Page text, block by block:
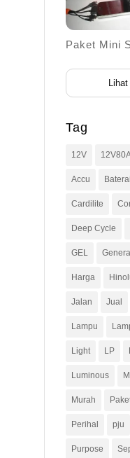
Paket Mini
Tag
12V
Accu Baterai
Cardilite
Deep Cycle
GEL General
Harga
Jalan Jual
Lampu
Light LP
Luminous
Murah
Perihal pju
Purpose